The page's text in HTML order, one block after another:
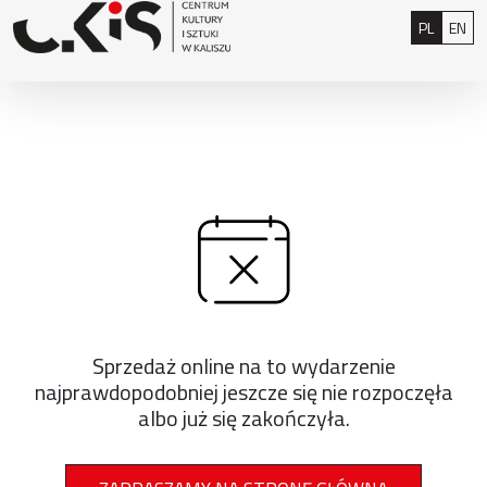
Przejdź do treści
PL Polski
EN
Sprzedaż online na to wydarzenie
najprawdopodobniej jeszcze się nie rozpoczęła
albo już się zakończyła.